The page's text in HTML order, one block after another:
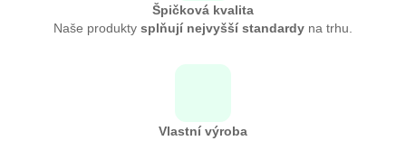
Špičková kvalita
Naše produkty splňují nejvyšší standardy na trhu.
Vlastní výroba